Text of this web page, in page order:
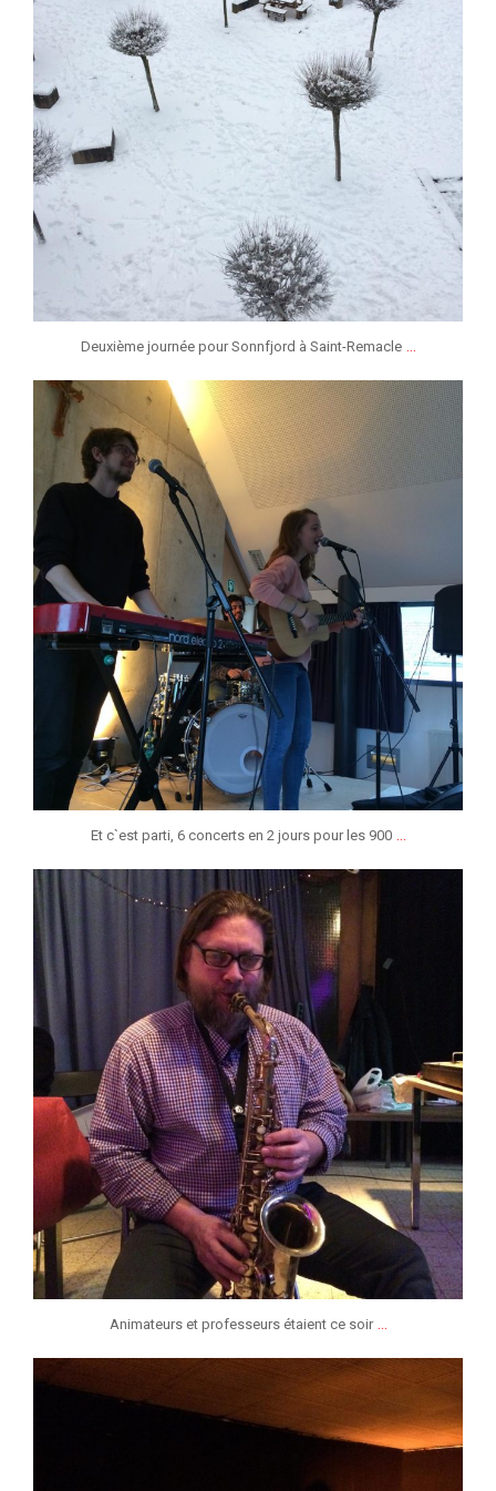
Deuxième journée pour Sonnfjord à Saint-Remacle ...
jeunessesmusicaleslg
Jan 12
Et c`est parti, 6 concerts en 2 jours pour les 900 ...
jeunessesmusicaleslg
Jan 6
Animateurs et professeurs étaient ce soir ...
jeunessesmusicaleslg